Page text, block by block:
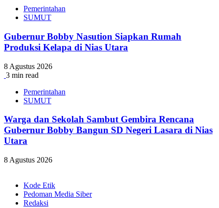
Pemerintahan
SUMUT
Gubernur Bobby Nasution Siapkan Rumah
Produksi Kelapa di Nias Utara
8 Agustus 2026
3 min read
Pemerintahan
SUMUT
Warga dan Sekolah Sambut Gembira Rencana
Gubernur Bobby Bangun SD Negeri Lasara di Nias
Utara
8 Agustus 2026
Kode Etik
Pedoman Media Siber
Redaksi